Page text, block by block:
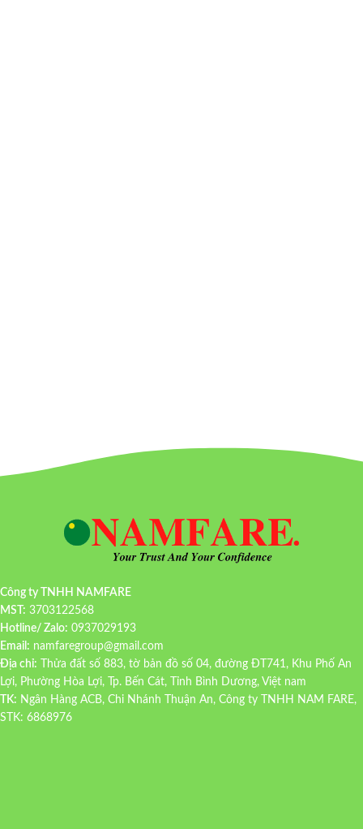
Công ty TNHH NAMFARE
MST: 3703122568
Hotline/ Zalo: 0937029193
Email: namfaregroup@gmail.com
Địa chỉ: Thửa đất số 883, tờ bản đồ số 04, đường ĐT741, Khu Phố An
Lợi, Phường Hòa Lợi, Tp. Bến Cát, Tỉnh Bình Dương, Việt nam
TK: Ngân Hàng ACB, Chi Nhánh Thuận An, Công ty TNHH NAM FARE,
STK: 6868976